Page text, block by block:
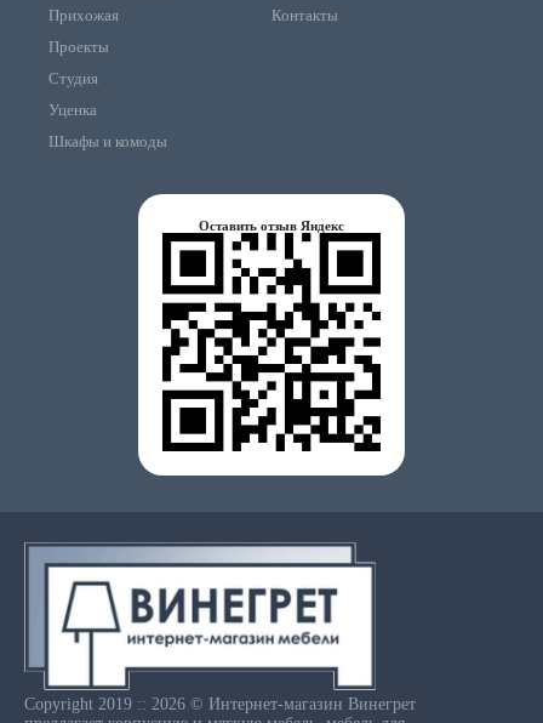
Прихожая
Проекты
Студия
Уценка
Шкафы и комоды
Контакты
Оставить отзыв Яндекс
Copyright 2019 :: 2026 © Интернет-магазин Винегрет